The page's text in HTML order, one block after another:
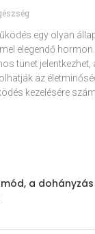
egy olyan
elegendő
tünet jelentkezhet,
az
kezelésére
a dohányzás